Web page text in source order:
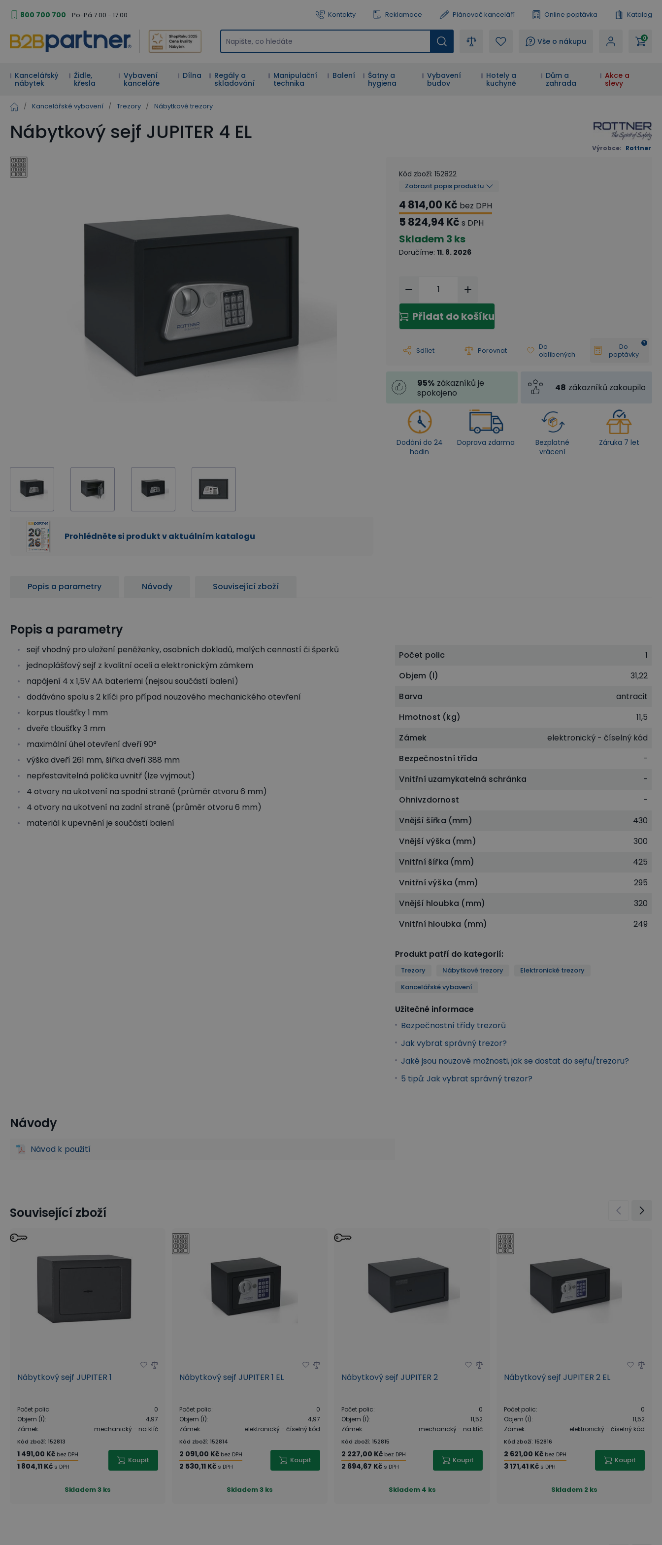
800 700 700 Po-Pá 7:00 - 17:00 Kontakty Reklamace Plánovač kanceláří Online poptávka Katalog
? Vše o nákupu 0
Kancelářský
nábytek
Židle,
křesla
Vybavení
kanceláře
Dílna
Regály a
skladování
Manipulační
technika
Balení
Šatny a
hygiena
Vybavení
budov
Hotely a
kuchyně
Dům a
zahrada
Akce a
slevy
/ Kancelářské vybavení / Trezory / Nábytkové trezory
Nábytkový sejf JUPITER 4 EL
Výrobce: Rottner
Prohlédněte si produkt v aktuálním katalogu
Kód zboží: 152822
Zobrazit popis produktu
4 814,00 Kč bez DPH
5 824,94 Kč s DPH
Skladem 3 ks
Doručíme: 11. 8. 2026
Přidat do košíku
Sdílet Porovnat
Do
oblíbených
Do
poptávky
95% zákazníků je
spokojeno
48 zákazníků zakoupilo
Dodání do 24
hodin
Doprava zdarma
Bezplatné
vrácení
Záruka 7 let
Popis a parametry Návody Související zboží
Popis a parametry
sejf vhodný pro uložení peněženky, osobních dokladů, malých cenností či šperků
jednoplášťový sejf z kvalitní oceli a elektronickým zámkem
napájení 4 x 1,5V AA bateriemi (nejsou součástí balení)
dodáváno spolu s 2 klíči pro případ nouzového mechanického otevření
korpus tloušťky 1 mm
dveře tloušťky 3 mm
maximální úhel otevření dveří 90°
výška dveří 261 mm, šířka dveří 388 mm
nepřestavitelná polička uvnitř (lze vyjmout)
4 otvory na ukotvení na spodní straně (průměr otvoru 6 mm)
4 otvory na ukotvení na zadní straně (průměr otvoru 6 mm)
materiál k upevnění je součástí balení
Počet polic
1
Objem (l)
31,22
Barva
antracit
Hmotnost (kg)
11,5
Zámek
elektronický - číselný kód
Bezpečnostní třída
-
Vnitřní uzamykatelná schránka
-
Ohnivzdornost
-
Vnější šířka (mm)
430
Vnější výška (mm)
300
Vnitřní šířka (mm)
425
Vnitřní výška (mm)
295
Vnější hloubka (mm)
320
Vnitřní hloubka (mm)
249
Produkt patří do kategorií:
Trezory Nábytkové trezory
Elektronické trezory
Kancelářské vybavení
Užitečné informace
Bezpečnostní třídy trezorů
Jak vybrat správný trezor?
Jaké jsou nouzové možnosti, jak se dostat do sejfu/trezoru?
5 tipů: Jak vybrat správný trezor?
Trezory
Návody
Návod k použití
Související zboží
Nábytkový sejf JUPITER 1
Počet polic:
0
Objem (l):
4,97
Zámek: mechanický - na klíč
Kód zboží: 152813
1 491,00 Kč bez DPH
1 804,11 Kč s DPH
Koupit
Skladem3 ks
Nábytkový sejf JUPITER 1 EL
Počet polic:
0
Objem (l):
4,97
Zámek: elektronický - číselný kód
Kód zboží:152814
2 091,00 Kč bez DPH
2 530,11 Kč s DPH
Koupit
Skladem3 ks
Nábytkový sejf JUPITER 2
Počet polic:
0
Objem (l):
11,52
Zámek: mechanický - na klíč
Kód zboží:152815
2 227,00 Kč bez DPH
2 694,67 Kč s DPH
Koupit
Skladem 4 ks
Nábytkový sejf JUPITER 2 EL
Počet polic:
0
Objem (l):
11,52
Zámek: elektronický - číselný kód
Kód zboží: 152816
2 621,00 Kč bez DPH
3 171,41 Kč s DPH
Koupit
Skladem 2 ks